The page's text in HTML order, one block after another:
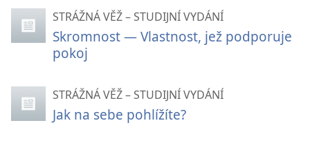
STRÁŽNÁ VĚŽ – STUDIJNÍ VYDÁNÍ
Skromnost — Vlastnost, jež podporuje
pokoj
STRÁŽNÁ VĚŽ – STUDIJNÍ VYDÁNÍ
Jak na sebe pohlížíte?